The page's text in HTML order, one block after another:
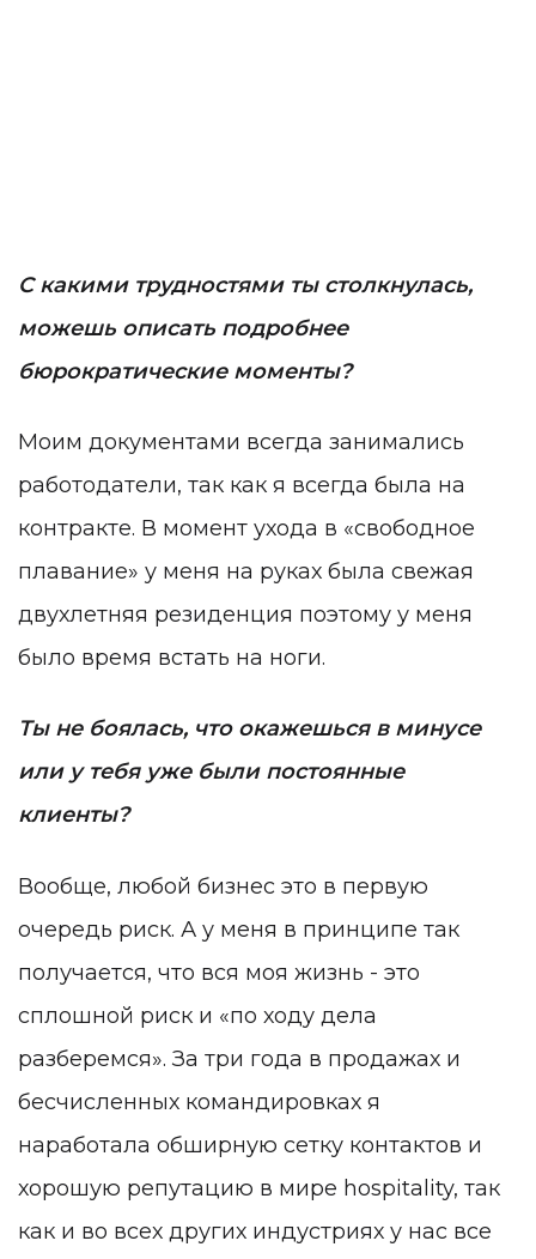
С какими трудностями ты столкнулась,
можешь описать подробнее
бюрократические моменты?
Моим документами всегда занимались
работодатели, так как я всегда была на
контракте. В момент ухода в «свободное
плавание» у меня на руках была свежая
двухлетняя резиденция поэтому у меня
было время встать на ноги.
Ты не боялась, что окажешься в минусе
или у тебя уже были постоянные
клиенты?
Вообще, любой бизнес это в первую
очередь риск. А у меня в принципе так
получается, что вся моя жизнь - это
сплошной риск и «по ходу дела
разберемся». За три года в продажах и
бесчисленных командировках я
наработала обширную сетку контактов и
хорошую репутацию в мире hospitality, так
как и во всех других индустриях у нас все